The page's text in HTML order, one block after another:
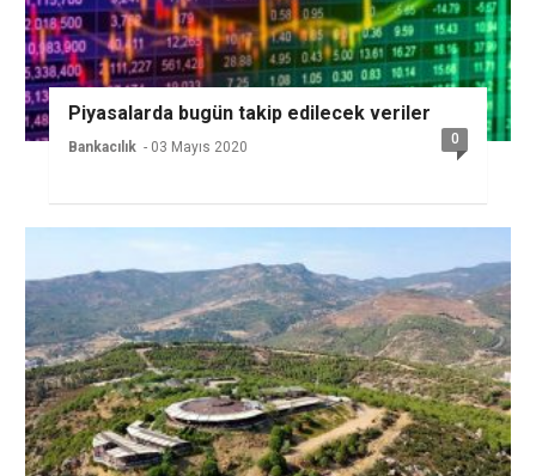
Piyasalarda bugün takip edilecek veriler
Bankacılık - 03 Mayıs 2020 0